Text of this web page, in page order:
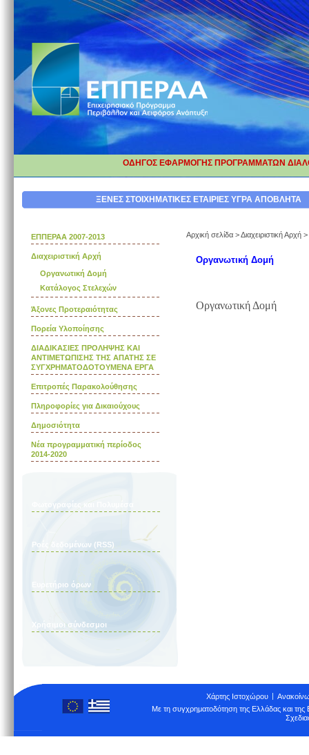
ΟΔΗΓΟΣ ΕΦΑΡΜΟΓΗΣ ΠΡΟΓΡΑΜΜΑΤΩΝ
ΔΙΟΡΘΩΣΗ ΕΠΕΞΗΓΗΜΑΤΙΚΩΝ
ΞΕΝΕΣ ΣΤΟΙΧΗΜΑΤΙΚΕΣ ΕΤΑΙΡΙΕΣ ΥΓΡΑ ΑΠΟΒΛΗΤΑ
ΕΠΠΕΡΑΑ 2007-2013
Διαχειριστική Αρχή
Οργανωτική Δομή
Κατάλογος Στελεχών
Άξονες Προτεραιότητας
Πορεία Υλοποίησης
ΔΙΑΔΙΚΑΣΙΕΣ ΠΡΟΛΗΨΗΣ ΚΑΙ
ΑΝΤΙΜΕΤΩΠΙΣΗΣ ΤΗΣ ΑΠΑΤΗΣ ΣΕ
ΣΥΓΧΡΗΜΑΤΟΔΟΤΟΥΜΕΝΑ ΕΡΓΑ
Επιτροπές Παρακολούθησης
Πληροφορίες για Δικαιούχους
Δημοσιότητα
Νέα προγραμματική περίοδος
2014-2020
Φωτογραφίες και Πολυμέσα
Ροές δεδομένων (RSS)
Ευρετήριο όρων
Χρήσιμοι σύνδεσμοι
Αρχική σελίδα >Διαχειριστική Αρχή >
Οργανωτική Δομή
Οργανωτική Δομή
Χάρτης Ιστοχώρου
Με τη συγχρηματοδότηση της Ελλάδας και